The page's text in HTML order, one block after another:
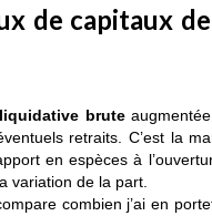
de capitaux
brute
retraits. C’est la
en espèces à
variation de la part.
combien j’ai en